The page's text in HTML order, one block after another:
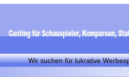
Wir suchen für lukrative Werbespots